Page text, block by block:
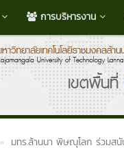
การบริหารงาน
มทร.ล้านนา พิษณุโลก ร่วมส